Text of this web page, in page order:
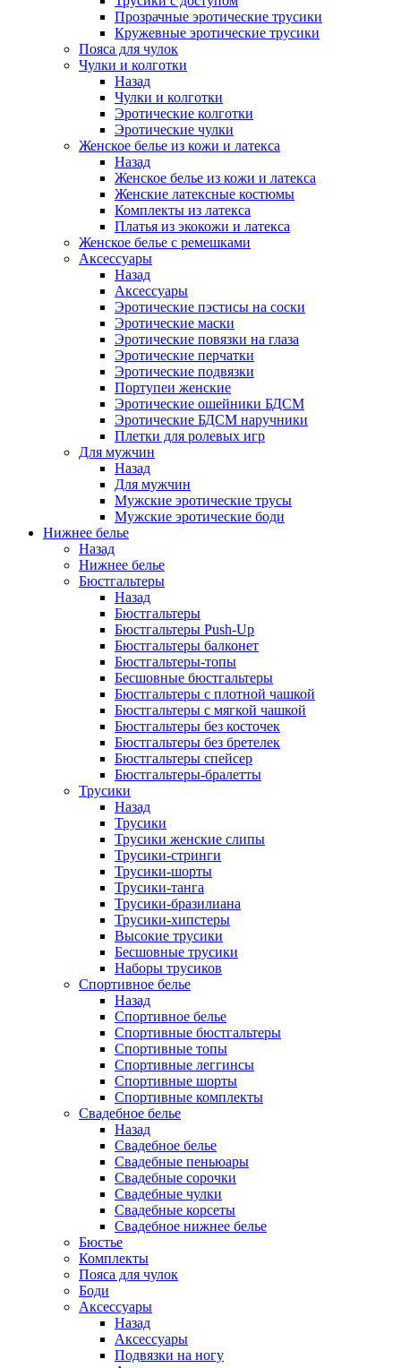
Прозрачные эротические трусики
Кружевные эротические трусики
Пояса для чулок
Чулки и колготки
Назад
Чулки и колготки
Эротические колготки
Эротические чулки
Женское белье из кожи и латекса
Назад
Женское белье из кожи и латекса
Женские латексные костюмы
Комплекты из латекса
Платья из экокожи и латекса
Женское белье с ремешками
Аксессуары
Назад
Аксессуары
Эротические пэстисы на соски
Эротические маски
Эротические повязки на глаза
Эротические перчатки
Эротические подвязки
Портупеи женские
Эротические ошейники БДСМ
Эротические БДСМ наручники
Плетки для ролевых игр
Для мужчин
Назад
Для мужчин
Мужские эротические трусы
Мужские эротические боди
Нижнее белье
Назад
Нижнее белье
Бюстгальтеры
Назад
Бюстгальтеры
Бюстгальтеры Push-Up
Бюстгальтеры балконет
Бюстгальтеры-топы
Бесшовные бюстгальтеры
Бюстгальтеры с плотной чашкой
Бюстгальтеры с мягкой чашкой
Бюстгальтеры без косточек
Бюстгальтеры без бретелек
Бюстгальтеры спейсер
Бюстгальтеры-бралетты
Трусики
Назад
Трусики
Трусики женские слипы
Трусики-стринги
Трусики-шорты
Трусики-танга
Трусики-бразилиана
Трусики-хипстеры
Высокие трусики
Бесшовные трусики
Наборы трусиков
Спортивное белье
Назад
Спортивное белье
Спортивные бюстгальтеры
Спортивные топы
Спортивные леггинсы
Спортивные шорты
Спортивные комплекты
Свадебное белье
Назад
Свадебное белье
Свадебные пеньюары
Свадебные сорочки
Свадебные чулки
Свадебные корсеты
Свадебное нижнее белье
Бюстье
Комплекты
Пояса для чулок
Боди
Аксессуары
Назад
Аксессуары
Подвязки на ногу